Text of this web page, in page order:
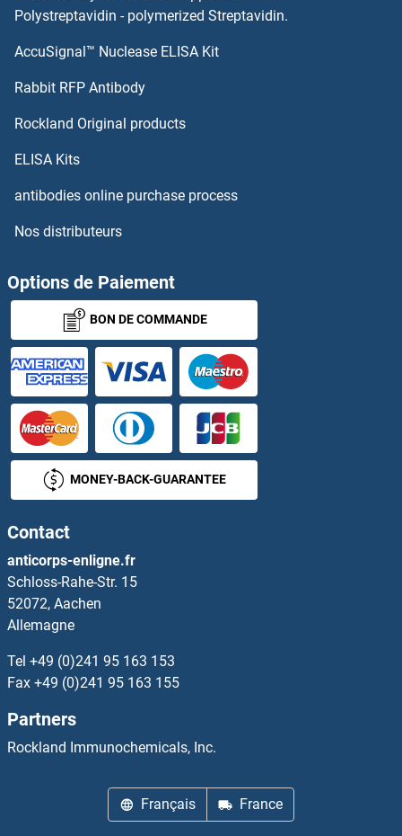
Huntingtin Kits ELISA
HTRA4 Kits ELISA
ICAM1 Kits ELISA
ICAM2 Kits ELISA
ICAM4 Kits ELISA
ICAM5 Kits ELISA
ICK Kits ELISA
ICMT Kits ELISA
ICOSLG Kits ELISA
ICT1 Kits ELISA
ID1 Kits ELISA
ID4 Kits ELISA
IDE Kits ELISA
IDH1 Kits ELISA
IDH2 Kits ELISA
Polystreptavidin - polymerized Streptavidin.
AccuSignal™ Nuclease ELISA Kit
Rabbit RFP Antibody
Rockland Original products
ELISA Kits
antibodies online purchase process
Nos distributeurs
Options de Paiement
BON DE COMMANDE
MONEY-BACK-GUARANTEE
Contact
anticorps-enligne.fr
Schloss-Rahe-Str. 15
52072, Aachen
Allemagne
Tel +49 (0)241 95 163 153
Fax +49 (0)241 95 163 155
Partners
Rockland Immunochemicals, Inc.
Français France